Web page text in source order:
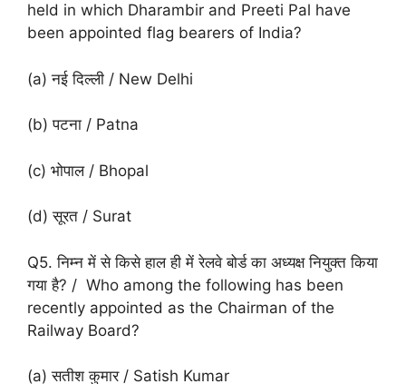
held in which Dharambir and Preeti Pal have
been appointed flag bearers of India?
(a) नई दिल्ली / New Delhi
(b) पटना / Patna
(c) भोपाल / Bhopal
(d) सूरत / Surat
Q5. निम्न में से किसे हाल ही में रेलवे बोर्ड का अध्यक्ष नियुक्त किया
गया है? / Who among the following has been
recently appointed as the Chairman of the
Railway Board?
(a) सतीश कुमार / Satish Kumar